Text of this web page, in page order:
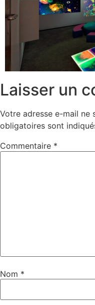
Laisser un
Votre adresse e-mail ne
obligatoires sont
Commentaire *
Nom *